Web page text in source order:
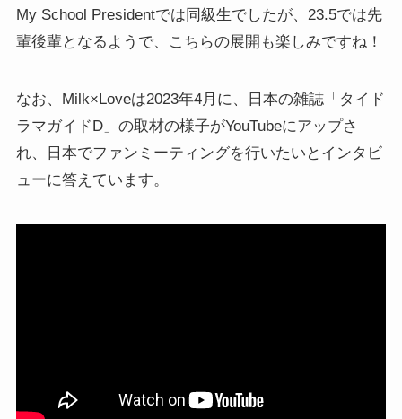
My School Presidentでは同級生でしたが、23.5では先
輩後輩となるようで、こちらの展開も楽しみですね！
なお、Milk×Loveは2023年4月に、日本の雑誌「タイド
ラマガイドD」の取材の様子がYouTubeにアップさ
れ、日本でファンミーティングを行いたいとインタビ
ューに答えています。